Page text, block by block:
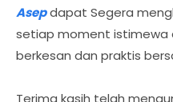
Asepdapat Segera
setiap moment istimewa
berkesan dan praktis
Terima kasih telah